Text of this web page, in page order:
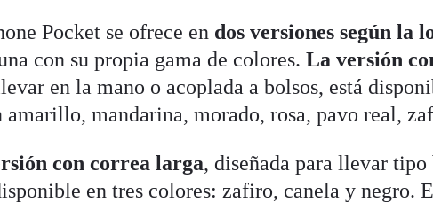
Pocket se ofrece en dos versiones según la
con su propia gama de colores.La versión
en la mano o acoplada a bolsos, está
mandarina, morado, rosa, pavo real,
con correa larga, diseñada para llevar
en tres colores: zafiro, canela y negro.